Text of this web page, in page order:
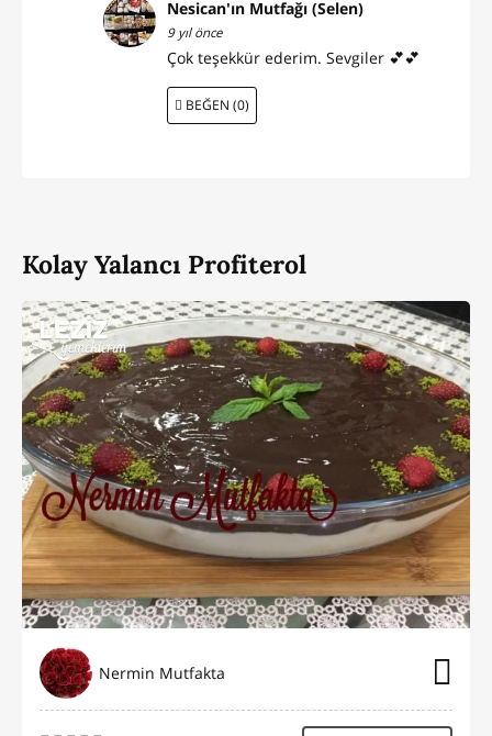
Nesican'ın Mutfağı (Selen)
9 yıl önce
Çok teşekkür ederim. Sevgiler 💕💕
BEĞEN (0)
Kolay Yalancı Profiterol
Nermin Mutfakta